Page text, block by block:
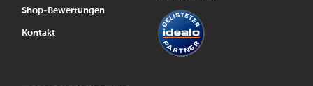
Shop-Bewertungen
Kontakt